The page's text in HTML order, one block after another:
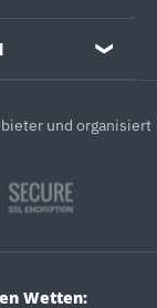
❯
und organisiert
Wetten: